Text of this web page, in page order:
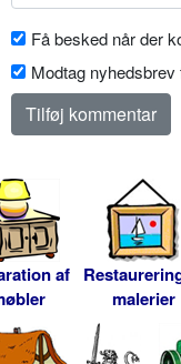
Få besked når der
Modtag
af
malerier